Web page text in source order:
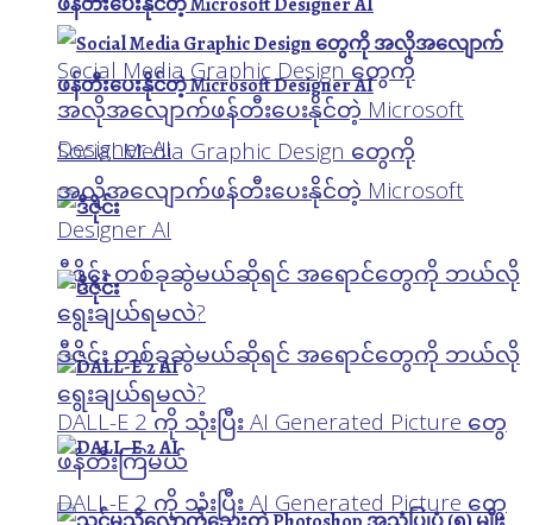
Social Media Graphic Design တွေကို
အလိုအလျောက်ဖန်တီးပေးနိုင်တဲ့ Microsoft
Designer AI
ဒီဇိုင်း တစ်ခုဆွဲမယ်ဆိုရင် အရောင်တွေကို ဘယ်လို
ရွေးချယ်ရမလဲ?
DALL-E 2 ကို သုံးပြီး AI Generated Picture တွေ
ဖန်တီးကြမယ်
Social Media Graphic Design တွေကို
အလိုအလျောက်ဖန်တီးပေးနိုင်တဲ့ Microsoft
Designer AI
ဒီဇိုင်း တစ်ခုဆွဲမယ်ဆိုရင် အရောင်တွေကို ဘယ်လို
ရွေးချယ်ရမလဲ?
DALL-E 2 ကို သုံးပြီး AI Generated Picture တွေ